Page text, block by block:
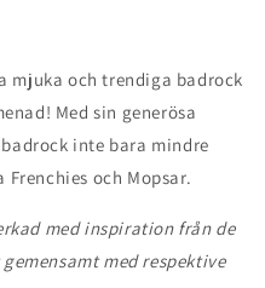
mjuka och trendiga badrock
Med sin generösa
inte bara mindre
och Mopsar.
med inspiration från de
med respektive